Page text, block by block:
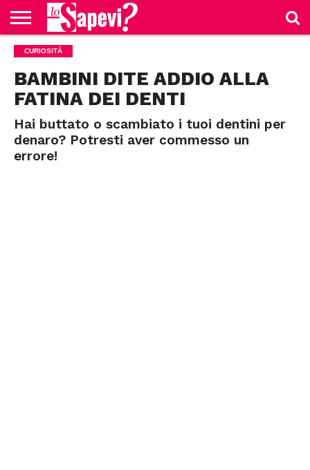
CURIOSITÀ
BENESSERE
GOSSIP
PRODOTTI
NEWS
CASA E
CURIOSITÀ
BAMBINI DITE ADDIO ALLA
FATINA DEI DENTI
Hai buttato o scambiato i tuoi dentini per
denaro? Potresti aver commesso un
errore!